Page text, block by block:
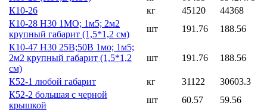
К10-26
кг 45120
44368
К10-28 Н30 1МО; 1м5; 2м2
крупный габарит (1,5*1,2 см)
шт 191.76
188.56
К10-47 Н30 25В;50В 1мо; 1м5;
2м2 крупный габарит (1,5*1,2
см)
шт 191.76 188.56
К52-1 любой габарит кг 31122
30603.3
К52-2 большая с черной
крышкой
шт 60.57
59.56